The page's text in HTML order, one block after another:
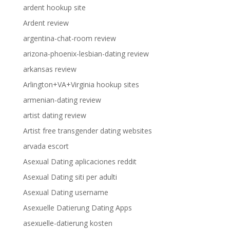
ardent hookup site
Ardent review
argentina-chat-room review
arizona-phoenix-lesbian-dating review
arkansas review
Arlington+VA+Virginia hookup sites
armenian-dating review
artist dating review
Artist free transgender dating websites
arvada escort
Asexual Dating aplicaciones reddit
Asexual Dating siti per adulti
Asexual Dating username
Asexuelle Datierung Dating Apps
asexuelle-datierung kosten